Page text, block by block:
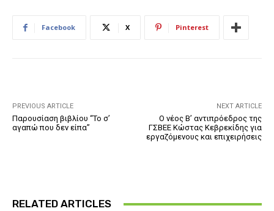
Facebook X Pinterest
PREVIOUS ARTICLE
Παρουσίαση βιβλίου “Το σ’
αγαπώ που δεν είπα”
NEXT ARTICLE
Ο νέος Β’ αντιπρόεδρος της
ΓΣΒΕΕ Κώστας Κεβρεκίδης για
εργαζόμενους και επιχειρήσεις
RELATED ARTICLES